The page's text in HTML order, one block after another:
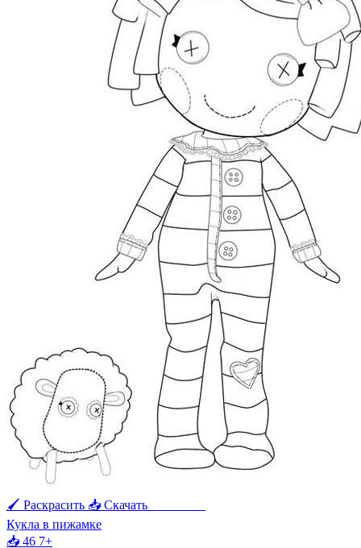
🖌 Раскрасить 📥 Скачать
Кукла в пижамке
📥 46 7+